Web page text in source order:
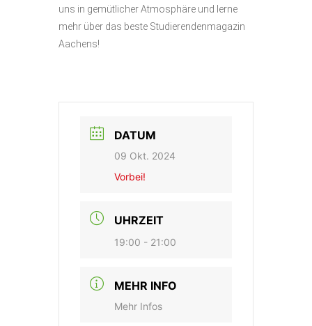
uns in gemütlicher Atmosphäre und lerne
mehr über das beste Studierendenmagazin
Aachens!
DATUM
09 Okt. 2024
Vorbei!
UHRZEIT
19:00 - 21:00
MEHR INFO
Mehr Infos